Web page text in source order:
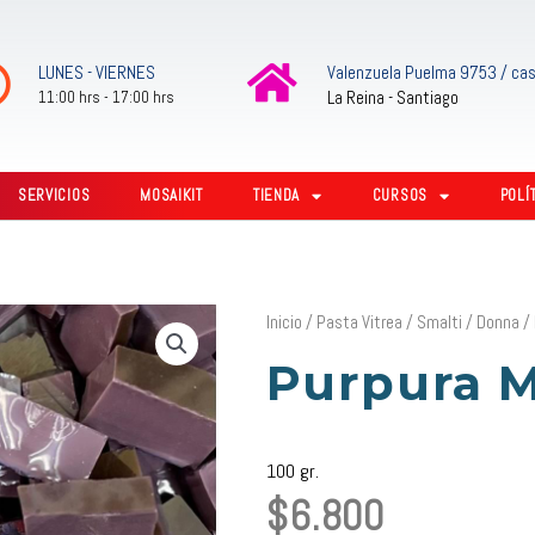
LUNES - VIERNES
11:00 hrs - 17:00 hrs
Valenzuela Puelma 9753 /
La Reina - Santiago
SERVICIOS MOSAIKIT TIENDA CURSOS
Inicio / Pasta Vitrea / Smalti / Donna /
Purpura
100 gr.
$6.800